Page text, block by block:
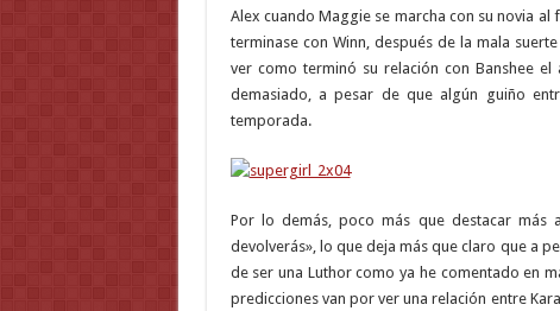
Alex cuando Maggie se marcha con su novia
terminase con Winn, después de la mala
ver como terminó su relación con Banshee
demasiado, a pesar de que algún guiño
temporada.
Por lo demás, poco más que destacar
devolverás», lo que deja más que claro que a
de ser una Luthor como ya he comentado en
predicciones van por ver una relación entre